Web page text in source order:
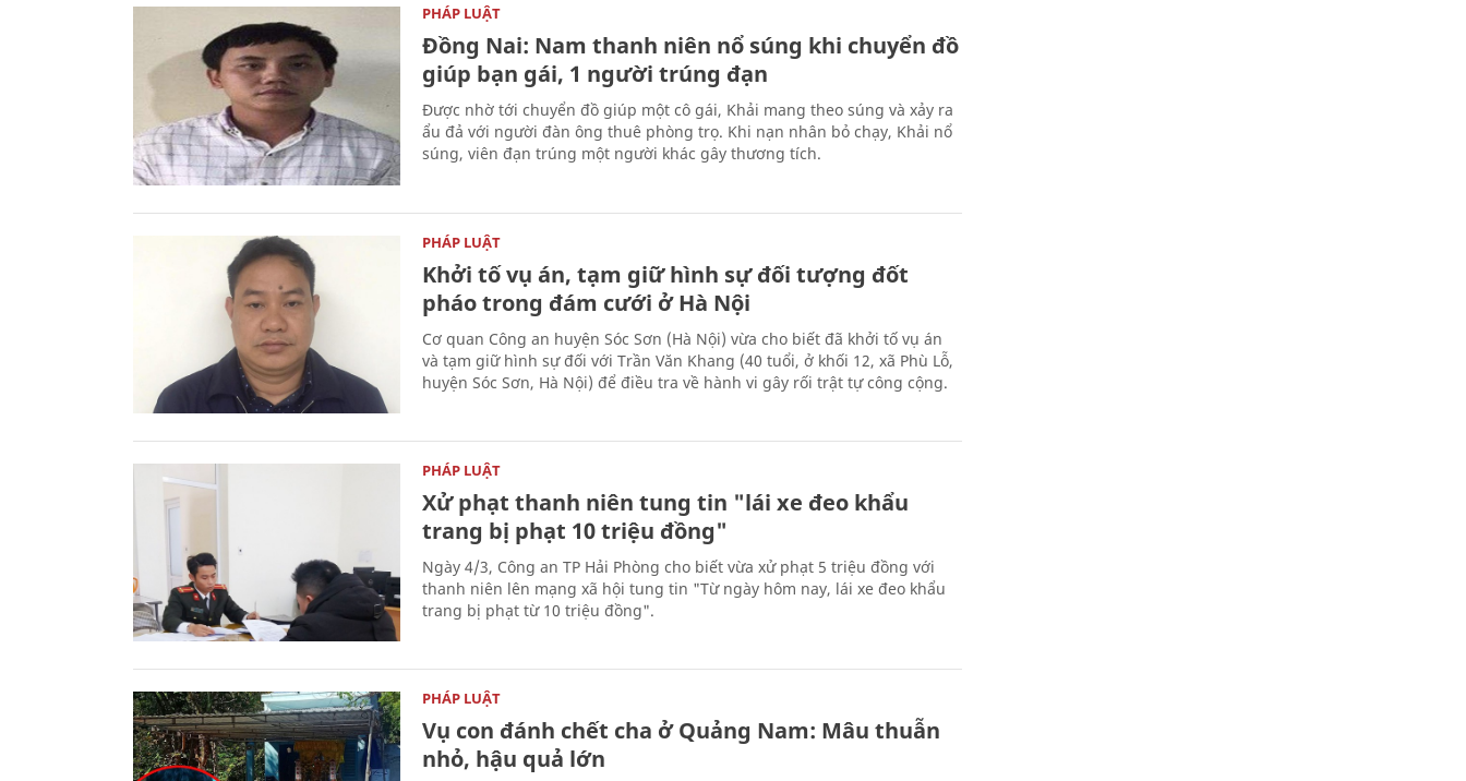
PHÁP LUẬT
Đồng Nai: Nam thanh niên nổ súng khi chuyển đồ
giúp bạn gái, 1 người trúng đạn
Được nhờ tới chuyển đồ giúp một cô gái, Khải mang theo súng và xảy ra
ẩu đả với người đàn ông thuê phòng trọ. Khi nạn nhân bỏ chạy, Khải nổ
súng, viên đạn trúng một người khác gây thương tích.
PHÁP LUẬT
Khởi tố vụ án, tạm giữ hình sự đối tượng đốt
pháo trong đám cưới ở Hà Nội
Cơ quan Công an huyện Sóc Sơn (Hà Nội) vừa cho biết đã khởi tố vụ án
và tạm giữ hình sự đối với Trần Văn Khang (40 tuổi, ở khối 12, xã Phù Lỗ,
huyện Sóc Sơn, Hà Nội) để điều tra về hành vi gây rối trật tự công cộng.
PHÁP LUẬT
Xử phạt thanh niên tung tin "lái xe đeo khẩu
trang bị phạt 10 triệu đồng"
Ngày 4/3, Công an TP Hải Phòng cho biết vừa xử phạt 5 triệu đồng với
thanh niên lên mạng xã hội tung tin "Từ ngày hôm nay, lái xe đeo khẩu
trang bị phạt từ 10 triệu đồng".
PHÁP LUẬT
Vụ con đánh chết cha ở Quảng Nam: Mâu thuẫn
nhỏ, hậu quả lớn